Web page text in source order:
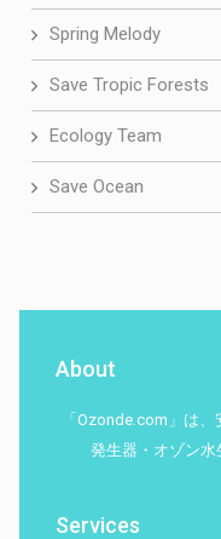
Spring Melody
Save Tropic Forests
Ecology Team
Save Ocean
About
「Ozonde.com」は
発生器・オゾン水
Services